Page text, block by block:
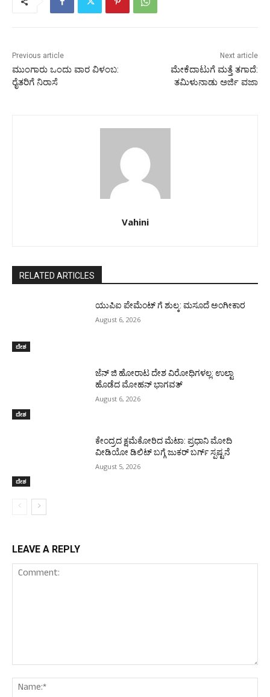
Previous article
ಮುಂಗಾರು ಒಂದು ವಾರ ವಿಳಂಬ:
ರೈತರಿಗೆ ನಿರಾಸೆ
Next article
ಮೇಕೆದಾಟುಗೆ ಮತ್ತೆ ತಗಾದೆ:
ತಮಿಳುನಾಡು ಅರ್ಜಿ ವಜಾ
Vahini
RELATED ARTICLES
ದೇಶ
ಯುಪಿಐ ಪೇಮೆಂಟ್ ಗೆ ಶುಲ್ಕ: ಮಸೂದೆ ಅಂಗೀಕಾರ
August 6, 2026
ದೇಶ
ಜೆನ್ ಜಿ ಹೋರಾಟ ದೇಶ ವಿರೋಧಿಗಳಲ್ಲ: ಉಲ್ಟಾ
ಹೊಡೆದ ಮೋಹನ್ ಭಾಗವತ್
August 6, 2026
ದೇಶ
ಕೇಂದ್ರದ ಕ್ಷಮೆಕೋರಿದ ಮೆಟಾ: ಪ್ರಧಾನಿ ಮೋದಿ
ವೀಡಿಯೋ ಡಿಲಿಟ್ ಬಗ್ಗೆ ಜುಕರ್ ಬರ್ಗ್ ಸ್ಪಷ್ಟನೆ
August 5, 2026
LEAVE A REPLY